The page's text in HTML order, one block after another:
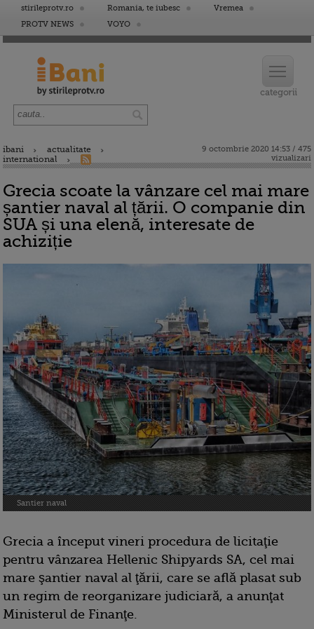
stirileprotv.ro Romania, te iubesc
Vremea
PROTV NEWS
VOYO
ibani
actualitate
international
9 octombrie 2020 14:53 / 475
vizualizari
Grecia scoate la vânzare cel mai mare
șantier naval al țării. O companie din
SUA și una elenă, interesate de
achiziție
Santier naval
Grecia a început vineri procedura de licitaţie
pentru vânzarea Hellenic Shipyards SA, cel mai
mare şantier naval al ţării, care se află plasat sub
un regim de reorganizare judiciară, a anunţat
Ministerul de Finanţe.